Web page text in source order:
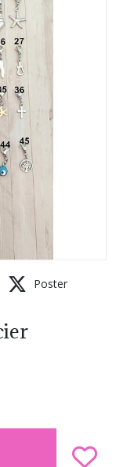
Poster